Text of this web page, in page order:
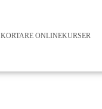
KORTARE ONLINEKURSER